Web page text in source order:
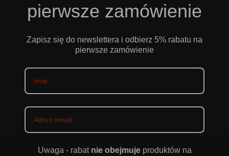
pierwsze zamówienie
Zapisz się do newslettera i odbierz 5% rabatu na
pierwsze zamówienie
Uwaga - rabat nie obejmujeproduktów na